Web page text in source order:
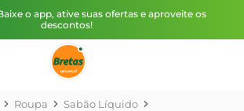
o app, ative suas ofertas e aproveite os
descontos!
Roupa
Sabão Líquido